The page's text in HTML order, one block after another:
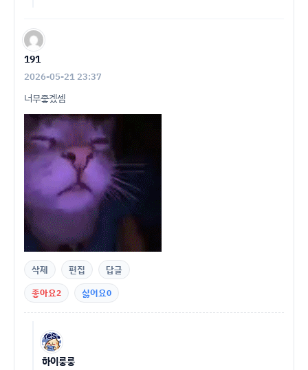
191
2026-05-21 23:37
너무좋겠셈
삭제 편집
답글
좋아요2 싫어요0
하이룽룽